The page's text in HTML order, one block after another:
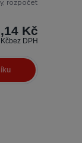
rozpočet
Kč
bez DPH